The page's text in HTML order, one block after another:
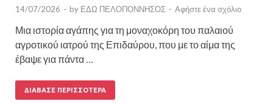
14/07/2026 - by ΕΔΩ ΠΕΛΟΠΟΝΝΗΣΟΣ - Αφήστε ένα σχόλιο
Μια ιστορία αγάπης για τη μοναχοκόρη του παλαιού
αγροτικού ιατρού της Επιδαύρου, που με το αίμα της
έβαψε για πάντα …
ΔΙΆΒΑΣΕ ΠΕΡΙΣΣΌΤΕΡΑ